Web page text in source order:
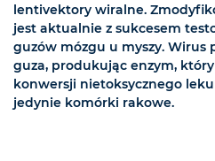
lentivektory wiralne.
jest aktualnie z sukcesem
guzów mózgu u myszy. Wirus
guza, produkując enzym,
konwersji nietoksycznego
jedynie komórki rakowe.